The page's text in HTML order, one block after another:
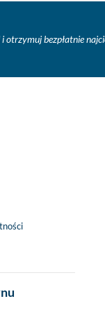
otrzymuj bezpłatnie